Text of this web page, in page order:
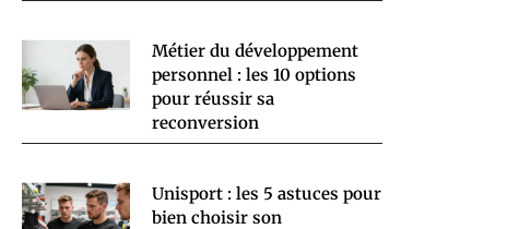
Métier du développement
personnel : les 10 options
pour réussir sa
reconversion
Unisport : les 5 astuces pour
bien choisir son